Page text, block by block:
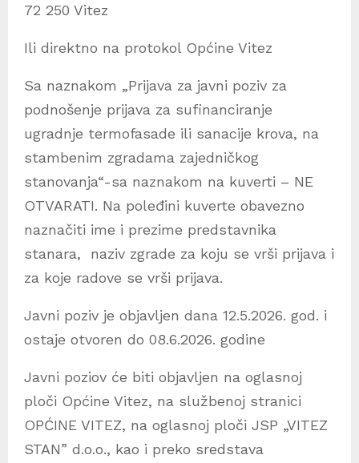
72 250 Vitez
Ili direktno na protokol Općine Vitez
Sa naznakom „Prijava za javni poziv za
podnošenje prijava za sufinanciranje
ugradnje termofasade ili sanacije krova, na
stambenim zgradama zajedničkog
stanovanja“-sa naznakom na kuverti – NE
OTVARATI. Na poleđini kuverte obavezno
naznačiti ime i prezime predstavnika
stanara, naziv zgrade za koju se vrši prijava i
za koje radove se vrši prijava.
Javni poziv je objavljen dana 12.5.2026. god. i
ostaje otvoren do 08.6.2026. godine
Javni poziov će biti objavljen na oglasnoj
ploči Općine Vitez, na službenoj stranici
OPĆINE VITEZ, na oglasnoj ploči JSP „VITEZ
STAN” d.o.o., kao i preko sredstava